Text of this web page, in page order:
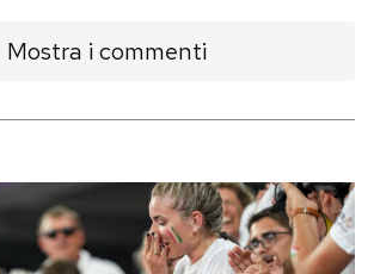
Mostra i commenti